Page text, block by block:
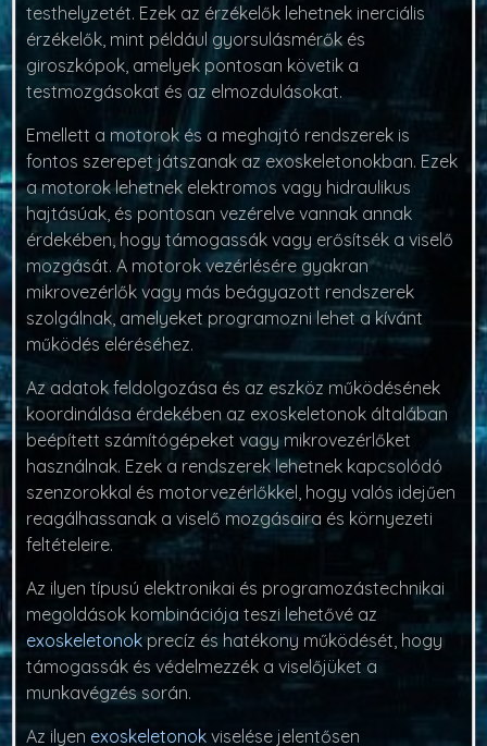
testhelyzetét. Ezek az érzékelők lehetnek inerciális
érzékelők, mint például gyorsulásmérők és
giroszkópok, amelyek pontosan követik a
testmozgásokat és az elmozdulásokat.
Emellett a motorok és a meghajtó rendszerek is
fontos szerepet játszanak az exoskeletonokban. Ezek
a motorok lehetnek elektromos vagy hidraulikus
hajtásúak, és pontosan vezérelve vannak annak
érdekében, hogy támogassák vagy erősítsék a viselő
mozgását. A motorok vezérlésére gyakran
mikrovezérlők vagy más beágyazott rendszerek
szolgálnak, amelyeket programozni lehet a kívánt
működés eléréséhez.
Az adatok feldolgozása és az eszköz működésének
koordinálása érdekében az exoskeletonok általában
beépített számítógépeket vagy mikrovezérlőket
használnak. Ezek a rendszerek lehetnek kapcsolódó
szenzorokkal és motorvezérlőkkel, hogy valós idejűen
reagálhassanak a viselő mozgásaira és környezeti
feltételeire.
Az ilyen típusú elektronikai és programozástechnikai
megoldások kombinációja teszi lehetővé az
exoskeletonokprecíz és hatékony működését, hogy
támogassák és védelmezzék a viselőjüket a
munkavégzés során.
Az ilyen exoskeletonok viselése jelentősen